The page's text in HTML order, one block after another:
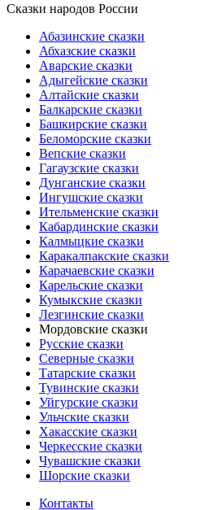
Сказки народов России
Абазинские сказки
Абхазские сказки
Аварские сказки
Адыгейские сказки
Алтайские сказки
Балкарские сказки
Башкирские сказки
Беломорские сказки
Вепские сказки
Гагаузские сказки
Дунганские сказки
Ингушские сказки
Ительменские сказки
Кабардинские сказки
Калмыцкие сказки
Каракалпакские сказки
Карачаевские сказки
Карельские сказки
Кумыкские сказки
Лезгинские сказки
Мордовские сказки
Русские сказки
Северные сказки
Татарские сказки
Тувинские сказки
Уйгурские сказки
Ульчские сказки
Хакасские сказки
Черкесские сказки
Чувашские сказки
Шорские сказки
Контакты